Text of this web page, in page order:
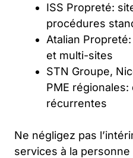
ISS Propreté:
procédures
Atalian
et multi-sites
STN Groupe,
PME
récurrentes
Ne négligez pas
services à la